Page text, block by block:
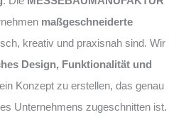
maßgeschneiderte
kreativ und praxisnah sind. Wir
Design, Funktionalität und
Konzept zu erstellen, das genau
Unternehmens zugeschnitten ist.